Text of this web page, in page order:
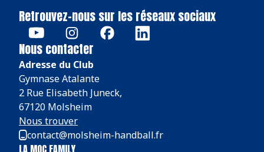
Retrouvez-nous sur les réseaux sociaux
Nous contacter
Adresse du Club
Gymnase Atalante
2 Rue Elisabeth Juneck,
67120 Molsheim
Nous trouver
contact@molsheim-handball.fr
LA MOC FAMILY